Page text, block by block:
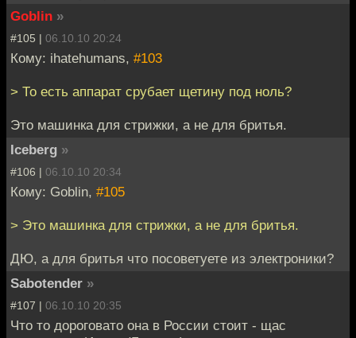
Goblin »
#105 | 06.10.10 20:24
Кому: ihatehumans, #103
> То есть аппарат срубает щетину под ноль?
Это машинка для стрижки, а не для бритья.
Iceberg »
#106 | 06.10.10 20:34
Кому: Goblin, #105
> Это машинка для стрижки, а не для бритья.
ДЮ, а для бритья что посоветуете из электроники?
Sabotender »
#107 | 06.10.10 20:35
Что то дороговато она в России стоит - щас